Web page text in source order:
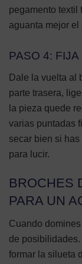
pegamento textil
aguanta mejor el
PASO 4:
Dale la vuelta al
parte trasera,
la pieza quede
varias puntadas
secar bien si
para lucir.
BROCHES
PARA UN
Cuando
de posibilidades.
formar la silueta